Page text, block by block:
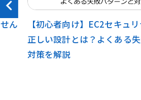
ん
【初心者向け】EC2セキュ
正しい設計とは？よくある
対策を解説